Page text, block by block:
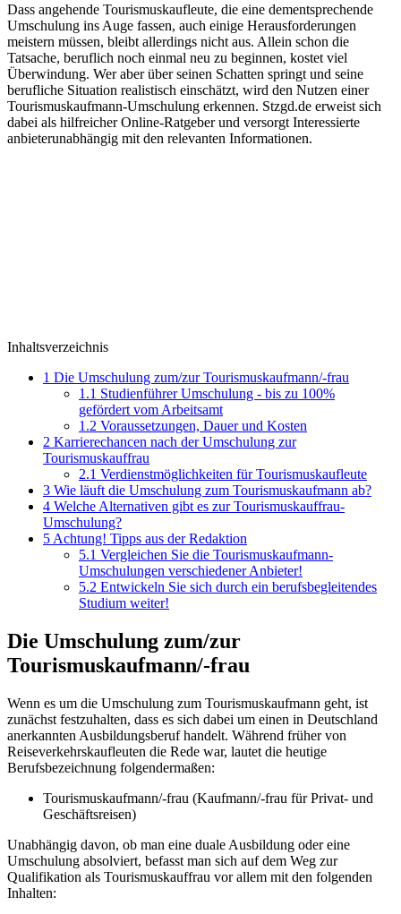
Dass angehende Tourismuskaufleute, die eine dementsprechende
Umschulung ins Auge fassen, auch einige Herausforderungen
meistern müssen, bleibt allerdings nicht aus. Allein schon die
Tatsache, beruflich noch einmal neu zu beginnen, kostet viel
Überwindung. Wer aber über seinen Schatten springt und seine
berufliche Situation realistisch einschätzt, wird den Nutzen einer
Tourismuskaufmann-Umschulung erkennen. Stzgd.de erweist sich
dabei als hilfreicher Online-Ratgeber und versorgt Interessierte
anbieterunabhängig mit den relevanten Informationen.
Inhaltsverzeichnis
1 Die Umschulung zum/zur Tourismuskaufmann/-frau
1.1 Studienführer Umschulung - bis zu 100%
gefördert vom Arbeitsamt
1.2 Voraussetzungen, Dauer und Kosten
2 Karrierechancen nach der Umschulung zur
Tourismuskauffrau
2.1 Verdienstmöglichkeiten für Tourismuskaufleute
3 Wie läuft die Umschulung zum Tourismuskaufmann ab?
4 Welche Alternativen gibt es zur Tourismuskauffrau-
Umschulung?
5 Achtung! Tipps aus der Redaktion
5.1 Vergleichen Sie die Tourismuskaufmann-
Umschulungen verschiedener Anbieter!
5.2 Entwickeln Sie sich durch ein berufsbegleitendes
Studium weiter!
Die Umschulung zum/zur
Tourismuskaufmann/-frau
Wenn es um die Umschulung zum Tourismuskaufmann geht, ist
zunächst festzuhalten, dass es sich dabei um einen in Deutschland
anerkannten Ausbildungsberuf handelt. Während früher von
Reiseverkehrskaufleuten die Rede war, lautet die heutige
Berufsbezeichnung folgendermaßen:
Tourismuskaufmann/-frau (Kaufmann/-frau für Privat- und
Geschäftsreisen)
Unabhängig davon, ob man eine duale Ausbildung oder eine
Umschulung absolviert, befasst man sich auf dem Weg zur
Qualifikation als Tourismuskauffrau vor allem mit den folgenden
Inhalten: